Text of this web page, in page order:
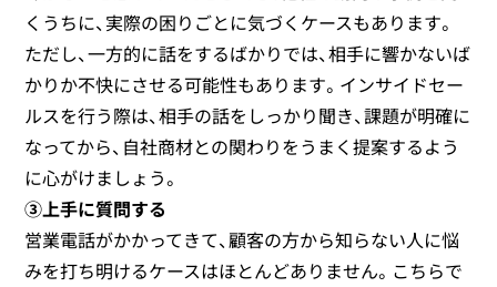
くうちに、実際の困りごとに気づくケースもあります。
ただし、一方的に話をするばかりでは、相手に響かないば
かりか不快にさせる可能性もあります。インサイドセー
ルスを行う際は、相手の話をしっかり聞き、課題が明確に
なってから、自社商材との関わりをうまく提案するよう
に心がけましょう。
③上手に質問する
営業電話がかかってきて、顧客の方から知らない人に悩
みを打ち明けるケースはほとんどありません。こちらで